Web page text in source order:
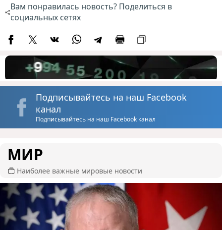
Вам понравилась новость? Поделиться в
социальных сетях
Подписывайтесь на наш Facebook
канал
Подписывайтесь на наш Facebook канал
МИР
Наиболее важные мировые новости